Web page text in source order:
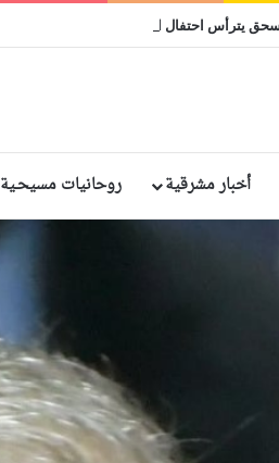
أخبار مشرقية روحانيات مسيحـية